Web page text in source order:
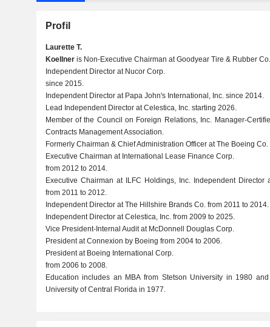
Profil
Laurette T.
Koellneris Non-Executive Chairman at Goodyear Tire & Rubber
Independent Director at Nucor Corp.
since 2015.
Independent Director at Papa John's International, Inc. since 2014.
Lead Independent Director at Celestica, Inc. starting 2026.
Member of the Council on Foreign Relations, Inc. Manager-
Contracts Management Association.
Formerly Chairman & Chief Administration Officer at The Boeing
Executive Chairman at International Lease Finance Corp.
from 2012 to 2014.
Executive Chairman at ILFC Holdings, Inc. Independent Director
from 2011 to 2012.
Independent Director at The Hillshire Brands Co. from 2011 to 2014.
Independent Director at Celestica, Inc. from 2009 to 2025.
Vice President-Internal Audit at McDonnell Douglas Corp.
President at Connexion by Boeing from 2004 to 2006.
President at Boeing International Corp.
from 2006 to 2008.
Education includes an MBA from Stetson University in 1980
University of Central Florida in 1977.